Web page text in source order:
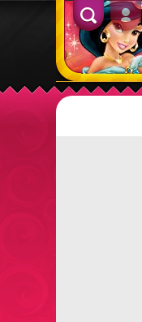
مكياج، طبخ وأنشطة ممتعة
الدخول